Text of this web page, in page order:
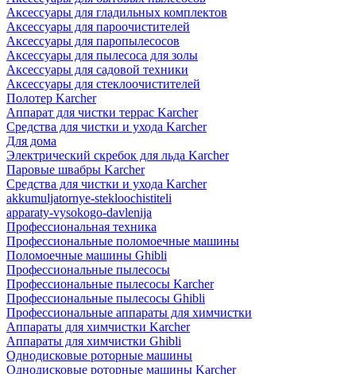
Аксессуары для гладильных комплектов
Аксессуары для пароочистителей
Аксессуары для паропылесосов
Аксессуары для пылесоса для золы
Аксессуары для садовой техники
Аксессуары для стеклоочистителей
Полотер Karcher
Аппарат для чистки террас Karcher
Средства для чистки и ухода Karcher
Для дома
Электрический скребок для льда Karcher
Паровые швабры Karcher
Средства для чистки и ухода Karcher
akkumuljatornye-stekloochistiteli
apparaty-vysokogo-davlenija
Профессиональная техника
Профессиональные поломоечные машины
Поломоечные машины Ghibli
Профессиональные пылесосы
Профессиональные пылесосы Karcher
Профессиональные пылесосы Ghibli
Профессиональные аппараты для химчистки
Аппараты для химчистки Karcher
Аппараты для химчистки Ghibli
Однодисковые роторные машины
Однодисковые роторные машины Karcher